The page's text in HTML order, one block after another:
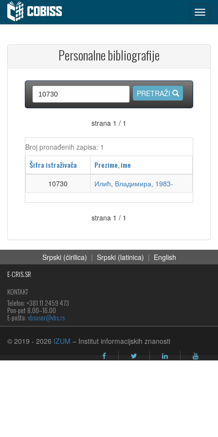
Personalne bibliografije
PRETRAŽI
strana 1 / 1
Broj pronađenih zapisa: 1
Šifra istraživača Prezime, ime
10730 Илић, Владимира, 1983-
strana 1 / 1
Srpski (ćirilica) | Srpski (latinica) | English
E-CRIS.SR
KONTAKT
Telefon: +381 11 2459 473
Pon-pet 8.00–16.00
E-pošta:vbsuser@vbs.rs
© 2019 - 2026 IZUM – Institut informacijskih znanosti